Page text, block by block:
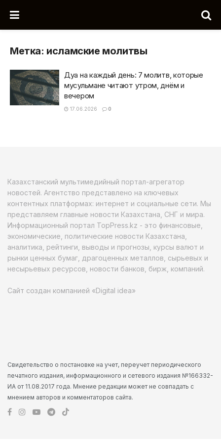
Метка: исламские молитвы
Дуа на каждый день: 7 молитв, которые
мусульмане читают утром, днём и
вечером
17.06.2026 0
Казахстанский мультимедийный портал-агрегатор
новостей. Агентство представлено на ключевых
контентных платформах: интернет и социальные сети. Мы
представляем главные новости Казахстана, СНГ и мира.
Информационный портал TopPress.kz - это финансовые,
экономические, политические новости Казахстана,
аналитика, рейтинги, выводы и прогнозы, курсы валют и
рынки ценных бумаг, драгоценных металлов, сырьевых и
несырьевых ресурсов, новости банков, бирж, компаний.
Сайт создан компанией «Digital idea»
Свидетельство о постановке на учет, переучет периодического
печатного издания, информационного и сетевого издания №166332-
ИА от 11.08.2017 года. Мнение редакции может не совпадать с
мнением авторов и комментаторов сайта.